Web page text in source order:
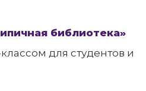
библиотека»
для студентов и